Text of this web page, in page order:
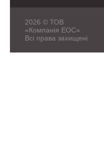
2026 © ТОВ
«Компанія ЕОС»
Всі права захищені